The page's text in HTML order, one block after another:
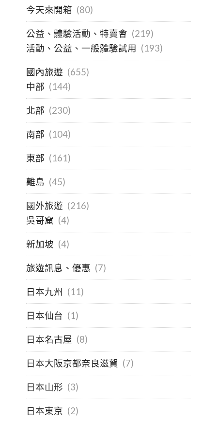
今天來開箱 (80)
公益、體驗活動、特賣會 (219)
活動、公益、一般體驗試用 (193)
國內旅遊 (655)
中部 (144)
北部 (230)
南部 (104)
東部 (161)
離島 (45)
國外旅遊 (216)
吳哥窟 (4)
新加坡 (4)
旅遊訊息、優惠 (7)
日本九州 (11)
日本仙台 (1)
日本名古屋 (8)
日本大阪京都奈良滋賀 (7)
日本山形 (3)
日本東京 (2)